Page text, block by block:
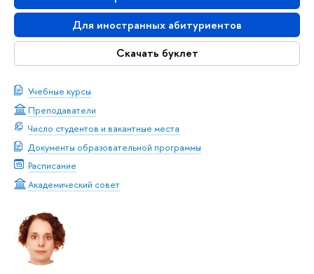
Для иностранных абитуриентов
Скачать буклет
Учебные курсы
Преподаватели
Число студентов и вакантные места
Документы образовательной программы
Расписание
Академический совет